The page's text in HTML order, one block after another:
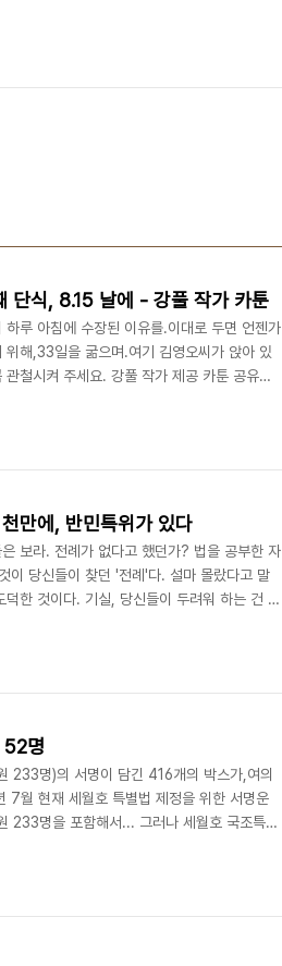
단식, 8.15 날에 - 강풀 작가 카툰
루 아침에 수장된 이유를.이대로 두면 언젠가
해,33일을 굶으며.여기 김영오씨가 앉아 있
철시켜 주세요. 강풀 작가 제공 카툰 공유합
만에, 반민특위가 있다
보라. 전례가 없다고 했던가? 법을 공부한 자
이 당신들이 찾던 '전례'다. 설마 몰랐다고 말
한 것이다. 기실, 당신들이 두려워 하는 건 자
치한 반민족행위특별조사위원회(이하 반민특
사위원회 구성 및 활동 내용 ..
52명
233명)의 서명이 담긴 416개의 박스가,여의
7월 현재 세월호 특별법 제정을 위한 서명운
233명을 포함해서... 그러나 세월호 국조특위
세월호 특별법에는 유가족을 위한 거액 보상
고 있는 것이다. 그 대..